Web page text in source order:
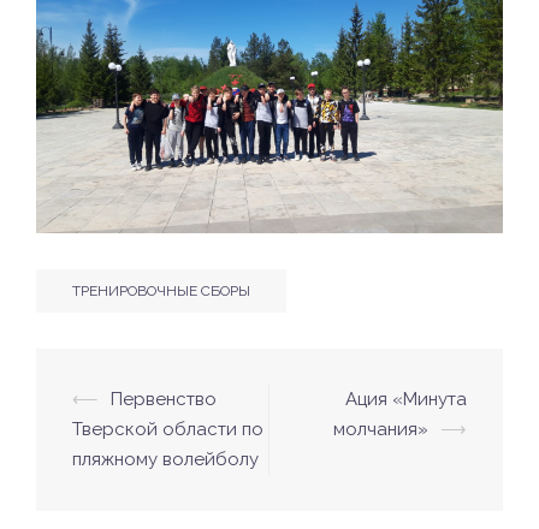
ТРЕНИРОВОЧНЫЕ СБОРЫ
Навигация
по
⟵
Первенство
Тверской области по
пляжному волейболу
Ация «Минута
молчания»
⟶